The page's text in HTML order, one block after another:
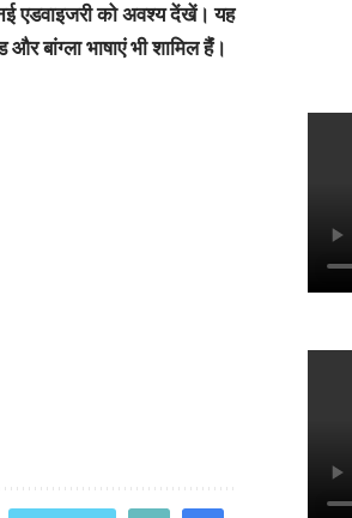
नई एडवाइजरी को अवश्‍य देंखें। यह
बांग्‍ला भाषाएं भी शामिल हैंं।